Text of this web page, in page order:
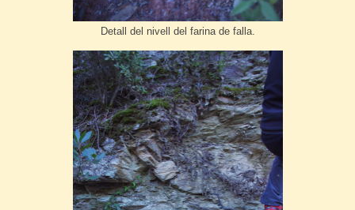
Detall del nivell del farina de falla.